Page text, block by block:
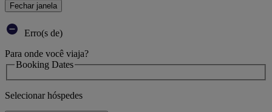
Fechar janela
Erro(s de)
Para onde você viaja?
Booking Dates
Selecionar hóspedes